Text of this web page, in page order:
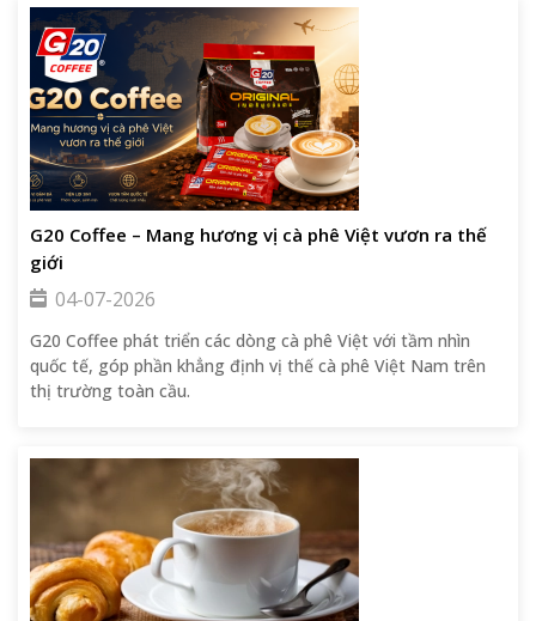
G20 Coffee – Mang hương vị cà phê Việt vươn ra thế
giới
04-07-2026
G20 Coffee phát triển các dòng cà phê Việt với tầm nhìn
quốc tế, góp phần khẳng định vị thế cà phê Việt Nam trên
thị trường toàn cầu.